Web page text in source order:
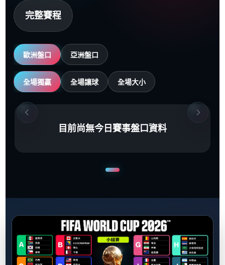
完整賽程
歐洲盤口 亞洲盤口
全場獨贏 全場讓球 全場大小
目前尚無今日賽事盤口資料